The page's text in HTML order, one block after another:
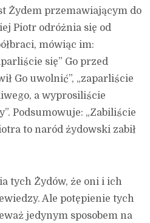
Żydem przemawiającym do
Piotr odróżnia się od
mówiąc im:
się” Go przed
Go uwolnić”, „zaparliście
a wyprosiliście
Podsumowuje: „Zabiliście
to naród żydowski zabił
tych Żydów, że oni i ich
Ale potępienie tych
jedynym sposobem na